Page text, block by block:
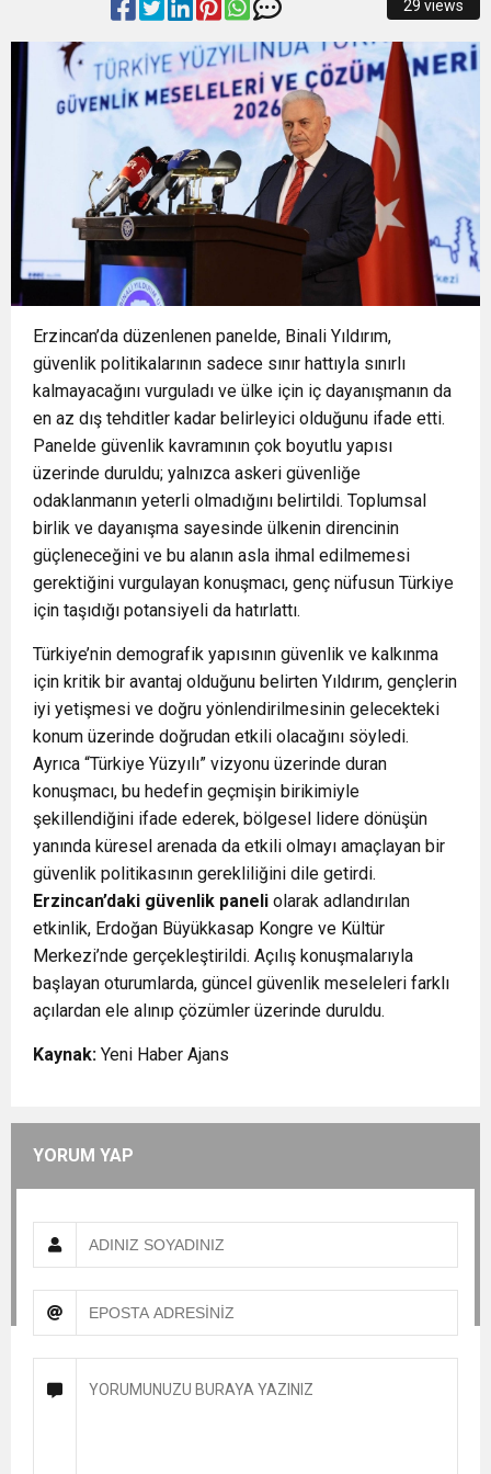
Büyükşehir’den sahada “Kırmızı Altın” mesaisi
14:24 BAŞKAN VEKİLİ ŞAHİN BİBA: “BURSA’NIN
GELECEĞİNİ BÜTÜNCÜL BİR ANLAYIŞLA
PLANLIYORUZ”
14:21 BÜYÜKŞEHİR’DEN AFETLERE HAZIR İKİ YENİ
MOBİL ARAÇ
16:33 İLKLERİN FESTİVALİNDE ÇOCUKLAR DA ŞEN
ŞAKRAK
18:55 Başkan Aydın Osmangazi’nin Nabzını Sahada
Tuttu
29 views
Erzincan’da düzenlenen panelde, Binali Yıldırım,
güvenlik politikalarının sadece sınır hattıyla sınırlı
kalmayacağını vurguladı ve ülke için iç dayanışmanın da
en az dış tehditler kadar belirleyici olduğunu ifade etti.
Panelde güvenlik kavramının çok boyutlu yapısı
üzerinde duruldu; yalnızca askeri güvenliğe
odaklanmanın yeterli olmadığını belirtildi. Toplumsal
birlik ve dayanışma sayesinde ülkenin direncinin
güçleneceğini ve bu alanın asla ihmal edilmemesi
gerektiğini vurgulayan konuşmacı, genç nüfusun Türkiye
için taşıdığı potansiyeli da hatırlattı.
Türkiye’nin demografik yapısının güvenlik ve kalkınma
için kritik bir avantaj olduğunu belirten Yıldırım, gençlerin
iyi yetişmesi ve doğru yönlendirilmesinin gelecekteki
konum üzerinde doğrudan etkili olacağını söyledi.
Ayrıca “Türkiye Yüzyılı” vizyonu üzerinde duran
konuşmacı, bu hedefin geçmişin birikimiyle
şekillendiğini ifade ederek, bölgesel lidere dönüşün
yanında küresel arenada da etkili olmayı amaçlayan bir
güvenlik politikasının gerekliliğini dile getirdi.
Erzincan’daki güvenlik paneli olarak adlandırılan
etkinlik, Erdoğan Büyükkasap Kongre ve Kültür
Merkezi’nde gerçekleştirildi. Açılış konuşmalarıyla
başlayan oturumlarda, güncel güvenlik meseleleri farklı
açılardan ele alınıp çözümler üzerinde duruldu.
Kaynak: Yeni Haber Ajans
YORUM YAP